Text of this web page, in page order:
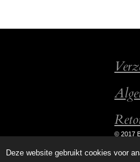
Deze website gebruikt cookies voor
© 2017